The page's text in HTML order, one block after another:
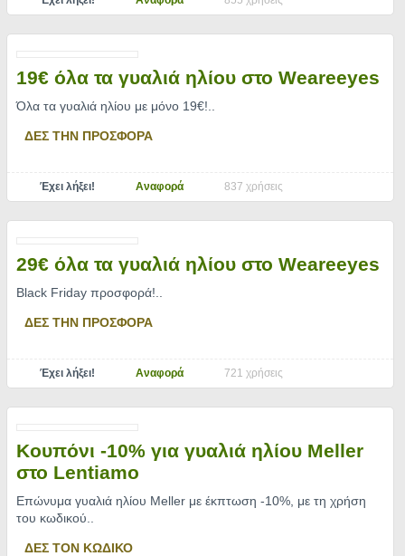
19€ όλα τα γυαλιά ηλίου στο Weareeyes
Όλα τα γυαλιά ηλίου με μόνο 19€!
ΔΕΣ ΤΗΝ ΠΡΟΣΦΟΡΑ
Έχει λήξει! Αναφορά 837 χρήσεις
29€ όλα τα γυαλιά ηλίου στο Weareeyes
Black Friday προσφορά!
ΔΕΣ ΤΗΝ ΠΡΟΣΦΟΡΑ
Έχει λήξει! Αναφορά 721 χρήσεις
Κουπόνι -10% για γυαλιά ηλίου Meller
στο Lentiamo
Επώνυμα γυαλιά ηλίου Meller με έκπτωση -10%, με τη χρήση
του κωδικού
ΔΕΣ ΤΟΝ ΚΩΔΙΚΟ